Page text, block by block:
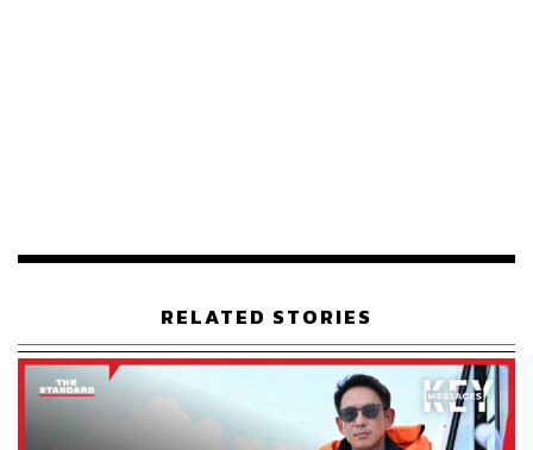
เจ้าของค่าย) ปรับการติดตั้งเสาและการปล่อยสัญญาณให้
อาวุธทำลายคนในชาติ
โดยมาตรการควบคุมเสาสัญญาณชายแดนไทย-เมียนมา มี
ดังนี้
RELATED STORIES